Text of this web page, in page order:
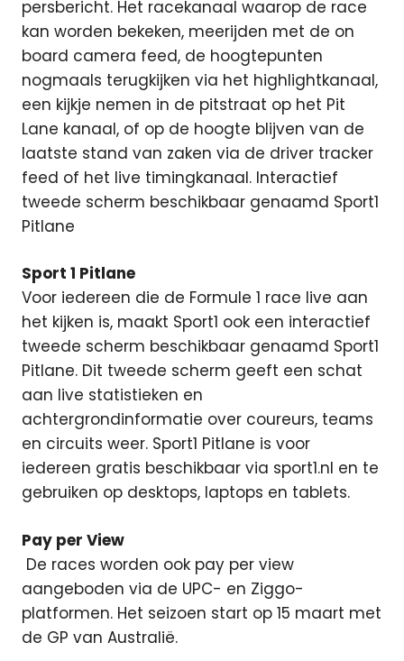
persbericht. Het racekanaal waarop de race
kan worden bekeken, meerijden met de on
board camera feed, de hoogtepunten
nogmaals terugkijken via het highlightkanaal,
een kijkje nemen in de pitstraat op het Pit
Lane kanaal, of op de hoogte blijven van de
laatste stand van zaken via de driver tracker
feed of het live timingkanaal. Interactief
tweede scherm beschikbaar genaamd Sport1
Pitlane
Sport 1 Pitlane
Voor iedereen die de Formule 1 race live aan
het kijken is, maakt Sport1 ook een interactief
tweede scherm beschikbaar genaamd Sport1
Pitlane. Dit tweede scherm geeft een schat
aan live statistieken en
achtergrondinformatie over coureurs, teams
en circuits weer. Sport1 Pitlane is voor
iedereen gratis beschikbaar via sport1.nl en te
gebruiken op desktops, laptops en tablets.
Pay per View
De races worden ook pay per view
aangeboden via de UPC- en Ziggo-
platformen. Het seizoen start op 15 maart met
de GP van Australië.